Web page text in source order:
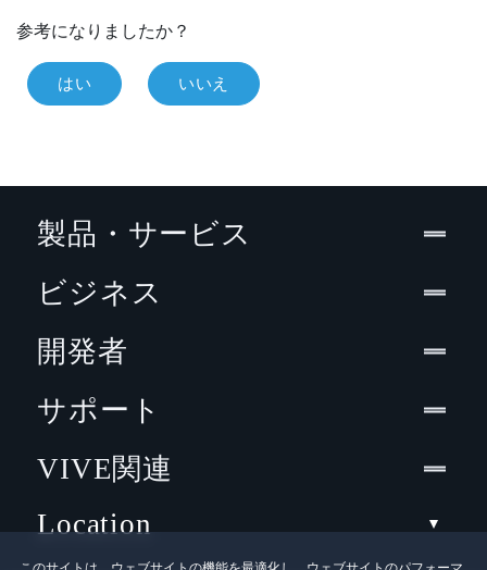
参考になりましたか？
はい いいえ
製品・サービス
ビジネス
開発者
サポート
VIVE関連
Location